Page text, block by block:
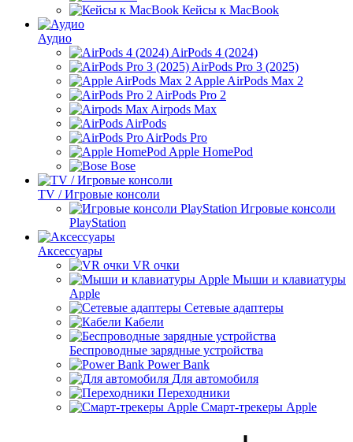
Кейсы к MacBook
Аудио
AirPods 4 (2024)
AirPods Pro 3 (2025)
Apple AirPods Max 2
AirPods Pro 2
Airpods Max
AirPods
AirPods Pro
Apple HomePod
Bose
TV / Игровые консоли
Игровые консоли
PlayStation
Аксессуары
VR очки
Мыши и клавиатуры
Apple
Сетевые адаптеры
Кабели
Беспроводные зарядные устройства
Power Bank
Для автомобиля
Переходники
Смарт-трекеры Apple